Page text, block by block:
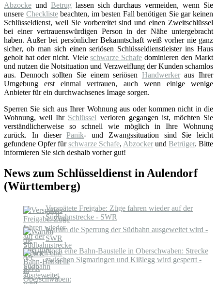
Abzocke und Betrug lassen sich durchaus vermeiden, wenn Sie
unsere Checklistebeachten, im besten Fall benötigen Sie gar keinen
Schlüsseldienst, weil Sie vorbereitet sind und einen Zweitschlüssel
bei einer vertrauenswürdigen Person in der Nähe untergebracht
haben. Außer bei persönlicher Bekanntschaft weiß vorher nie ganz
sicher, ob man sich einen seriösen Schlüsseldienstleister ins Haus
geholt hat oder nicht. Vieleschwarze Schafe dominieren den Markt
und nutzen die Notsituation und Verzweiflung der Kunden schamlos
aus. Dennoch sollten Sie einem seriösen Handwerkeraus Ihrer
Umgebung erst einmal vertrauen, auch wenn einige wenige
Anbieter für ein durchwachsenes Image sorgen.
Sperren Sie sich aus Ihrer Wohnung aus oder kommen nicht in die
Wohnung, weil Ihr Schlüssel verloren gegangen ist, möchten Sie
verständlicherweise so schnell wie möglich in Ihre Wohnung
zurück. In dieserPanik- und Zwangssituation sind Sie leicht
gefundene Opfer fürschwarze Schafe, Abzocker und Betrüger. Bitte
informieren Sie sich deshalb vorher gut!
News zum Schlüsseldienst in Aulendorf
(Württemberg)
Verspätete Freigabe: Züge fahren wieder auf der
Südbahnstrecke - SWR
Warum die Sperrung der Südbahn ausgeweitet wird -
SWR
Noch eine Bahn-Baustelle in Oberschwaben: Strecke
zwischen Sigmaringen und Kißlegg wird gesperrt -
SWR